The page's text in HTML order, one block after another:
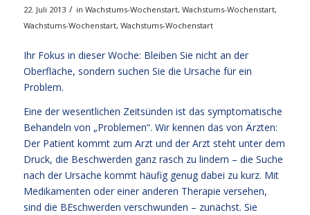
22. Juli 2013 / in Wachstums-Wochenstart, Wachstums-Wochenstart,
Wachstums-Wochenstart, Wachstums-Wochenstart
Ihr Fokus in dieser Woche: Bleiben Sie nicht an der
Oberfläche, sondern suchen Sie die Ursache für ein
Problem.
Eine der wesentlichen Zeitsünden ist das symptomatische
Behandeln von „Problemen“. Wir kennen das von Ärzten:
Der Patient kommt zum Arzt und der Arzt steht unter dem
Druck, die Beschwerden ganz rasch zu lindern – die Suche
nach der Ursache kommt häufig genug dabei zu kurz. Mit
Medikamenten oder einer anderen Therapie versehen,
sind die BEschwerden verschwunden – zunächst. Sie